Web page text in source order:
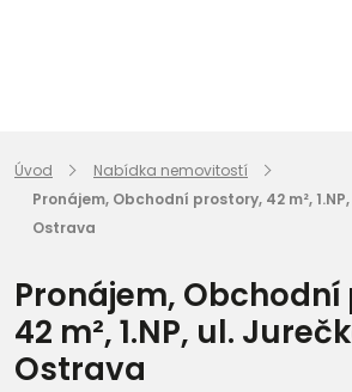
Úvod
Nabídka nemovitostí
Pronájem, Obchodní prostory, 42 m²,
Ostrava
Pronájem,
42 m², 1.NP, ul.
Ostrava